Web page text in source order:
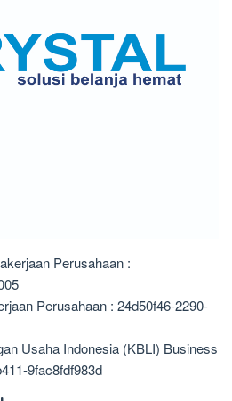
Perusahaan :
Perusahaan : 24d50f46-2290-
Usaha Indonesia (KBLI) Business
9fac8fdf983d